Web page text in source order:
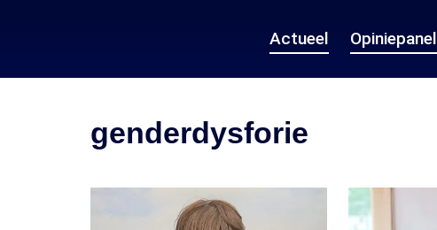
Actueel Opiniepanel
genderdysforie